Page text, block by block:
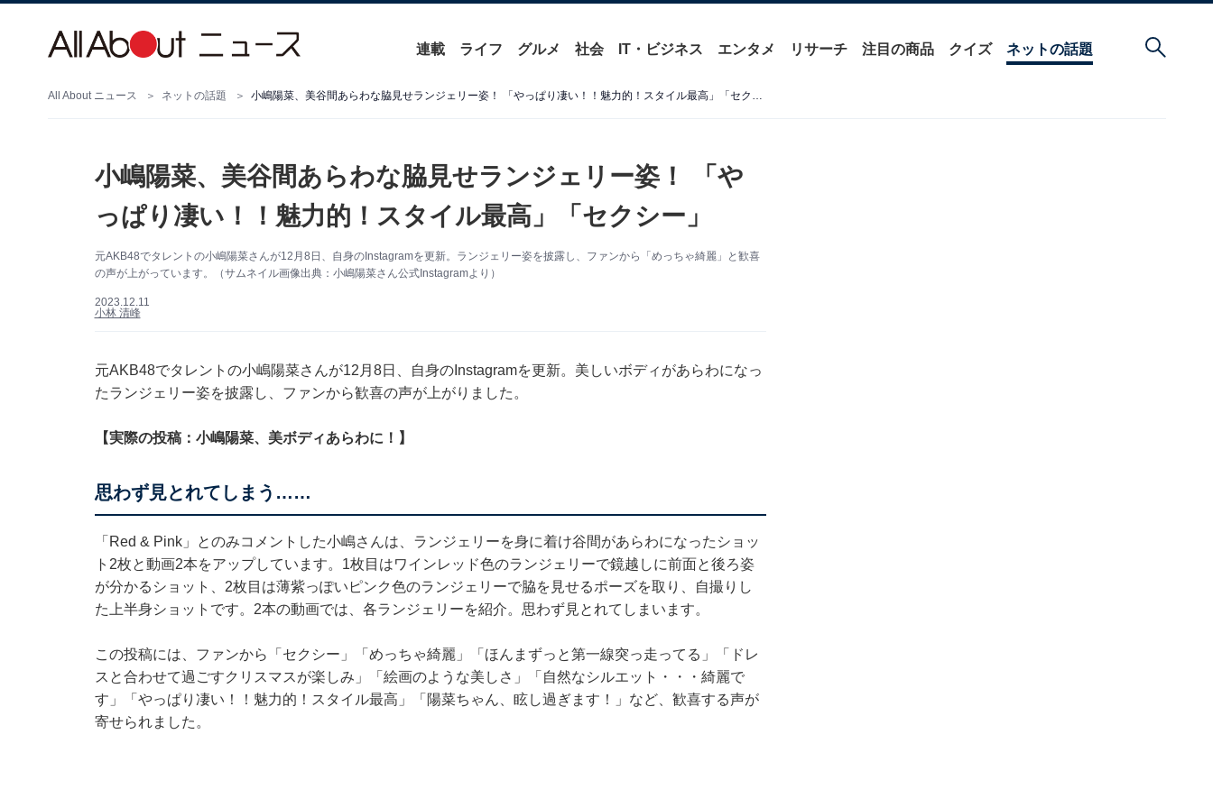
連載 ライフ グルメ 社会 IT・ビジネス エンタメ リサーチ 注目の商品 クイズ ネットの話題
All About ニュース ネットの話題 小嶋陽菜、美谷間あらわな脇見せランジェリー姿！ 「やっぱり凄い！！魅力的！スタイル最高」「セクシー」
小嶋陽菜、美谷間あらわな脇見せランジェリー姿！ 「や
っぱり凄い！！魅力的！スタイル最高」「セクシー」
元AKB48でタレントの小嶋陽菜さんが12月8日、自身のInstagramを更新。ランジェリー姿を披露し、ファンから「めっちゃ綺麗」と歓喜
の声が上がっています。（サムネイル画像出典：小嶋陽菜さん公式Instagramより）
2023.12.11
小林 清峰
元AKB48でタレントの小嶋陽菜さんが12月8日、自身のInstagramを更新。美しいボディがあらわになっ
たランジェリー姿を披露し、ファンから歓喜の声が上がりました。
【実際の投稿：小嶋陽菜、美ボディあらわに！】
思わず見とれてしまう……
「Red & Pink」とのみコメントした小嶋さんは、ランジェリーを身に着け谷間があらわになったショッ
ト2枚と動画2本をアップしています。1枚目はワインレッド色のランジェリーで鏡越しに前面と後ろ姿
が分かるショット、2枚目は薄紫っぽいピンク色のランジェリーで脇を見せるポーズを取り、自撮りし
た上半身ショットです。2本の動画では、各ランジェリーを紹介。思わず見とれてしまいます。
この投稿には、ファンから「セクシー」「めっちゃ綺麗」「ほんまずっと第一線突っ走ってる」「ドレ
スと合わせて過ごすクリスマスが楽しみ」「絵画のような美しさ」「自然なシルエット・・・綺麗で
す」「やっぱり凄い！！魅力的！スタイル最高」「陽菜ちゃん、眩し過ぎます！」など、歓喜する声が
寄せられました。